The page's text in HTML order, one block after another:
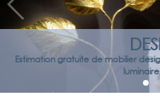
Estimation gratuite de mobilier